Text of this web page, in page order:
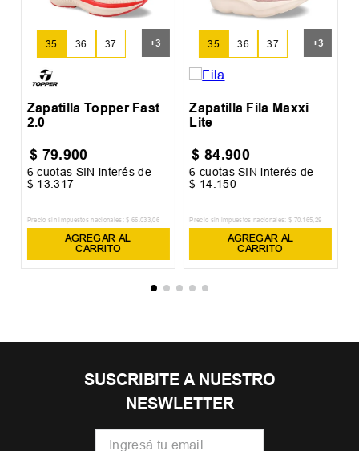
35 36 37 +3
Zapatilla Topper Fast
2.0
$ 79.900
6 cuotas SIN interés de
$ 13.317
Precio sin impuestos nacionales: $ 66 033,06
AGREGAR AL
CARRITO
35 36 37 +3
Zapatilla Fila Maxxi
Lite
$ 84.900
6 cuotas SIN interés de
$ 14 150
Precio sin impuestos nacionales: $ 70 165 29
AGREGAR AL
CARRITO
SUSCRIBITE A NUESTRO
NESWLETTER